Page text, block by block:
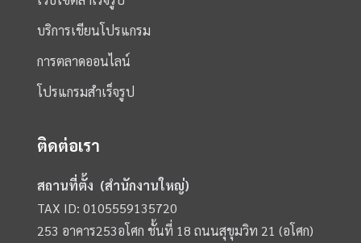
บริการเขียนโปรแกรม
การตลาดออนไลน์
โปรแกรมสำเร็จรูป
ติดต่อเรา
สถานที่ตั้ง (สำนักงานใหญ่)
TAX ID: 0105559135720
253 อาคาร253อโศก ชั้นที่ 18 ถนนสุขุมวิท 21 (อโศก)